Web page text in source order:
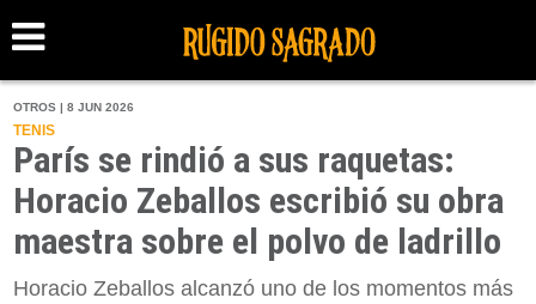
OTROS | 8 JUN 2026
TENIS
París se rindió a sus raquetas:
Horacio Zeballos escribió su obra
maestra sobre el polvo de ladrillo
Horacio Zeballos alcanzó uno de los momentos más